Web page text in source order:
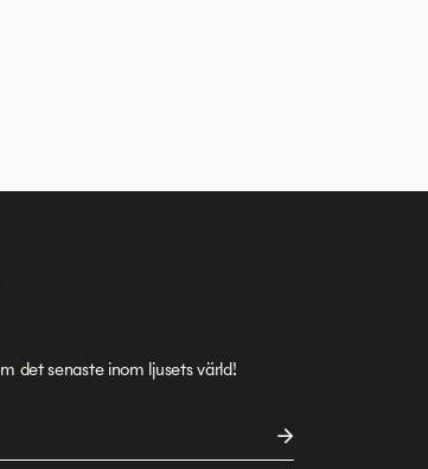
det senaste inom ljusets värld!